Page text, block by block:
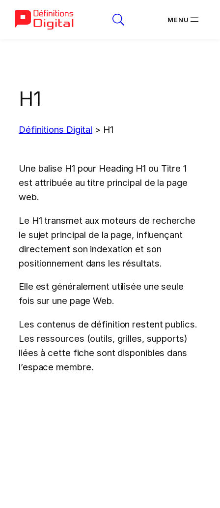
H1
Définitions Digital > H1
Une balise H1 pour Heading H1 ou Titre 1
est attribuée au titre principal de la page
web.
Le H1 transmet aux moteurs de recherche
le sujet principal de la page, influençant
directement son indexation et son
positionnement dans les résultats.
Elle est généralement utilisée une seule
fois sur une page Web.
Les contenus de définition restent publics.
Les ressources (outils, grilles, supports)
liées à cette fiche sont disponibles dans
l’espace membre.